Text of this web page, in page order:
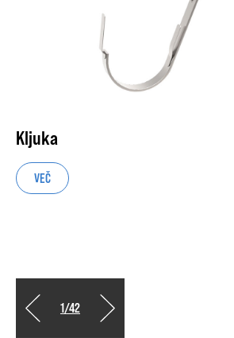
Kljuka
VEČ
1/42